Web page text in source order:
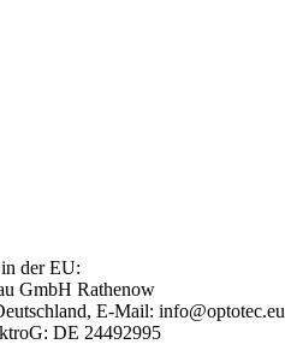
der EU:
GmbH Rathenow
E-Mail: info@optotec.eu
DE 24492995